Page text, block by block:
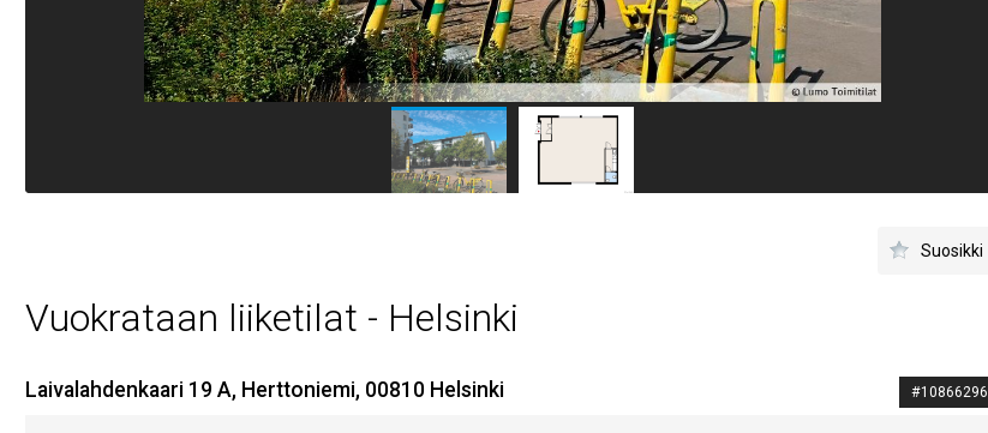
Suosikki
Vuokrataan liiketilat - Helsinki
Laivalahdenkaari 19 A, Herttoniemi, 00810 Helsinki #10866296